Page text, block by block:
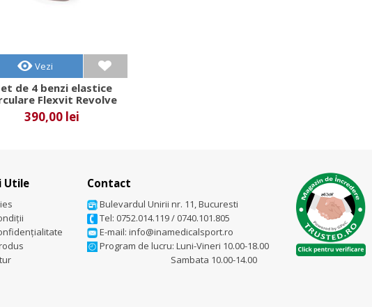
Vezi
de 4 benzi elastice
Flexvit Revolve
390,00 lei
Utile Contact
Bulevardul Unirii nr. 11, Bucuresti
Tel: 0752.014.119/ 0740.101.805
E-mail: info@inamedicalsport.ro
Program de lucru: Luni-Vineri 10.00-18.00
Sambata 10.00-14.00